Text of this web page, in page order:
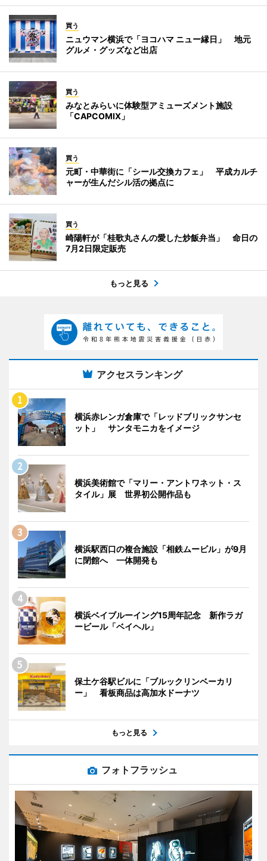
買う
ニュウマン横浜で「ヨコハマ ニュー縁日」 地元
グルメ・グッズなど出店
買う
みなとみらいに体験型アミューズメント施設
「CAPCOMIX」
買う
元町・中華街に「シール交換カフェ」 平成カルチ
ャーが生んだシル活の拠点に
買う
崎陽軒が「桂歌丸さんの愛した炒飯弁当」 命日の
7月2日限定販売
もっと見る
アクセスランキング
横浜赤レンガ倉庫で「レッドブリックサンセ
ット」 サンタモニカをイメージ
横浜美術館で「マリー・アントワネット・ス
タイル」展 世界初公開作品も
横浜駅西口の複合施設「相鉄ムービル」が9月
に閉館へ 一体開発も
横浜ベイブルーイング15周年記念 新作ラガ
ービール「ベイヘル」
保土ケ谷駅ビルに「ブルックリンベーカリ
ー」 看板商品は高加水ドーナツ
もっと見る
フォトフラッシュ